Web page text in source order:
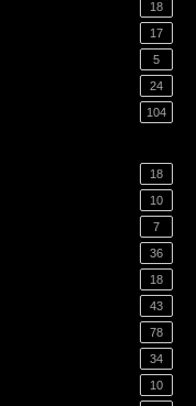
18
17
5
24
104
18
10
7
36
18
43
78
34
10